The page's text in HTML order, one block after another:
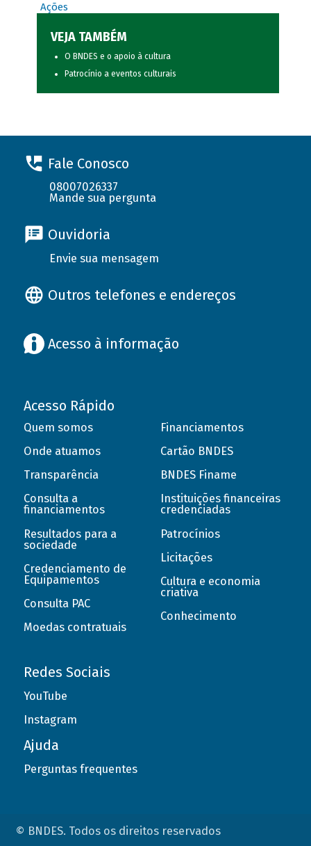
Ações
VEJA TAMBÉM
O BNDES e o apoio à cultura
Patrocínio a eventos culturais
Fale Conosco
08007026337
Mande sua pergunta
Ouvidoria
Envie sua mensagem
Outros telefones e endereços
Acesso à informação
Acesso Rápido
Quem somos
Onde atuamos
Transparência
Consulta a
financiamentos
Resultados para a
sociedade
Credenciamento de
Equipamentos
Consulta PAC
Moedas contratuais
Financiamentos
Cartão BNDES
BNDES Finame
Instituições financeiras
credenciadas
Patrocínios
Licitações
Cultura e economia
criativa
Conhecimento
Redes Sociais
YouTube
Instagram
Ajuda
Perguntas frequentes
© BNDES. Todos os direitos reservados